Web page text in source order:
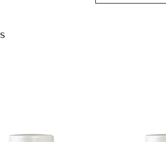
segura y práctica para el uso diario.
asegurando que luzca radiante y lleno